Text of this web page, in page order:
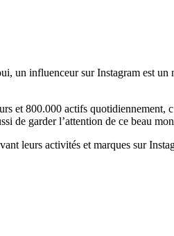
un influenceur sur Instagram est un
et 800.000 actifs quotidiennement,
de garder l’attention de ce beau
leurs activités et marques sur